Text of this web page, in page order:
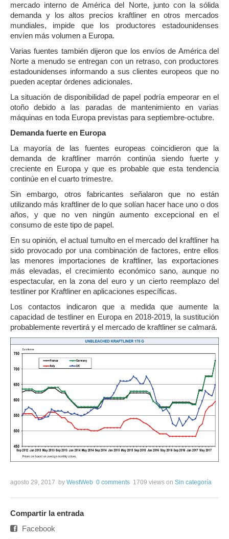
mercado interno de América del Norte, junto con la sólida
demanda y los altos precios kraftliner en otros mercados
mundiales, impide que los productores estadounidenses
envíen más volumen a Europa.
Varias fuentes también dijeron que los envíos de América del
Norte a menudo se entregan con un retraso, con productores
estadounidenses informando a sus clientes europeos que no
pueden aceptar órdenes adicionales.
La situación de disponibilidad de papel podría empeorar en el
otoño debido a las paradas de mantenimiento en varias
máquinas en toda Europa previstas para septiembre-octubre.
Demanda fuerte en Europa
La mayoría de las fuentes europeas coincidieron que la
demanda de kraftliner marrón continúa siendo fuerte y
creciente en Europa y que es probable que esta tendencia
continúe en el cuarto trimestre.
Sin embargo, otros fabricantes señalaron que no están
utilizando más kraftliner de lo que solían hacer hace uno o dos
años, y que no ven ningún aumento excepcional en el
consumo de este tipo de papel.
En su opinión, el actual tumulto en el mercado del kraftliner ha
sido provocado por una combinación de factores, entre ellos
las menores importaciones de kraftliner, las exportaciones
más elevadas, el crecimiento económico sano, aunque no
espectacular, en la zona del euro y un cierto reemplazo del
testliner por Kraftliner en aplicaciones específicas.
Los contactos indicaron que a medida que aumente la
capacidad de testliner en Europa en 2018-2019, la sustitución
probablemente revertirá y el mercado de kraftliner se calmará.
agosto 29, 2017 by WestWeb 0 comments 1709 views on Sin categoría
Compartir la entrada
Facebook